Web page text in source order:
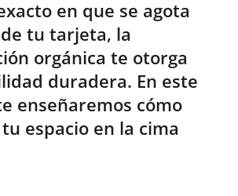
en que se agota
tu tarjeta, la
orgánica te otorga
duradera. En este
enseñaremos cómo
espacio en la cima